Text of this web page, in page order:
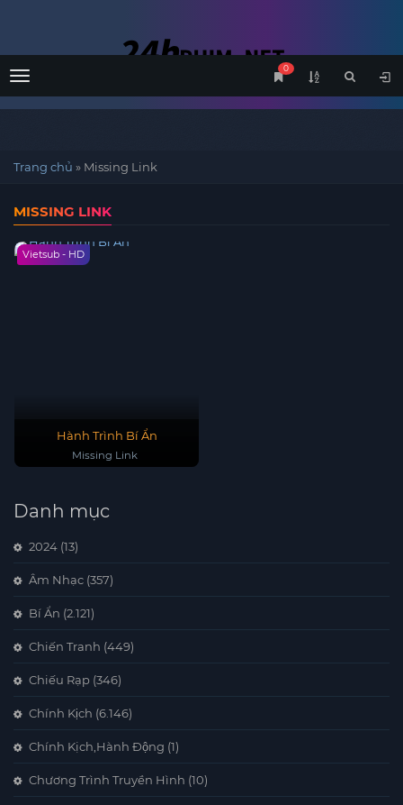
Menu
0
Trang chủ » Missing Link
MISSING LINK
Vietsub - HD
Hành Trình Bí Ẩn
Missing Link
Danh mục
2024 (13)
Âm Nhạc (357)
Bí Ẩn (2.121)
Chiến Tranh (449)
Chiếu Rạp (346)
Chính Kịch (6.146)
Chính Kịch,Hành Động (1)
Chương Trình Truyền Hình (10)